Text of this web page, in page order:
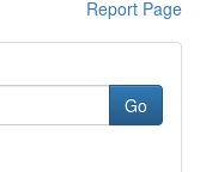
Report Page
Go